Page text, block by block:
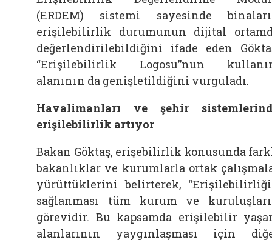
(ERDEM) sistemi sayesinde
erişilebilirlik durumunun dijital
değerlendirilebildiğini ifade eden
“Erişilebilirlik Logosu”nun
alanının da genişletildiğini vurguladı.
Havalimanları ve şehir
erişilebilirlik artıyor
Bakan Göktaş, erişebilirlik konusunda
bakanlıklar ve kurumlarla ortak
yürüttüklerini belirterek,
sağlanması tüm kurum ve
görevidir. Bu kapsamda erişilebilir
alanlarının yaygınlaşması için